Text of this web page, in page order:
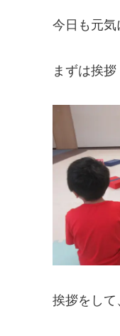
今日も元気
まずは挨
挨拶をして